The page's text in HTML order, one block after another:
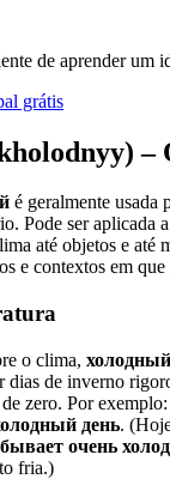
de aprender um
grátis
–
é geralmente usada
Pode ser aplicada
até objetos e até
e contextos em que
o clima, холодный
dias de inverno
zero. Por exemplo:
день.
очень
fria.)